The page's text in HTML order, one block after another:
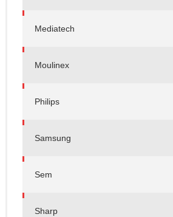
Mediatech
Moulinex
Philips
Samsung
Sem
Sharp